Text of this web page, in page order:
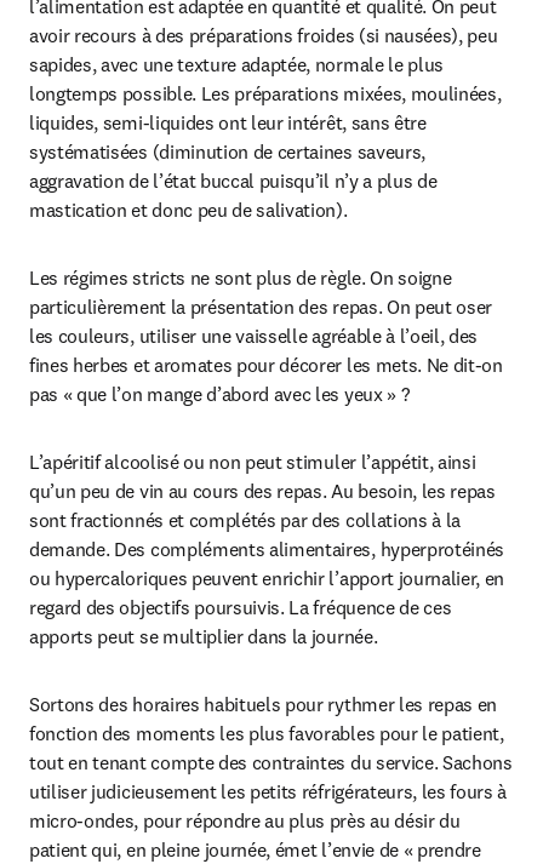
l’alimentation est adaptée en quantité et qualité. On peut
avoir recours à des préparations froides (si nausées), peu
sapides, avec une texture adaptée, normale le plus
longtemps possible. Les préparations mixées, moulinées,
liquides, semi-liquides ont leur intérêt, sans être
systématisées (diminution de certaines saveurs,
aggravation de l’état buccal puisqu’il n’y a plus de
mastication et donc peu de salivation).
Les régimes stricts ne sont plus de règle. On soigne
particulièrement la présentation des repas. On peut oser
les couleurs, utiliser une vaisselle agréable à l’oeil, des
fines herbes et aromates pour décorer les mets. Ne dit-on
pas « que l’on mange d’abord avec les yeux » ?
L’apéritif alcoolisé ou non peut stimuler l’appétit, ainsi
qu’un peu de vin au cours des repas. Au besoin, les repas
sont fractionnés et complétés par des collations à la
demande. Des compléments alimentaires, hyperprotéinés
ou hypercaloriques peuvent enrichir l’apport journalier, en
regard des objectifs poursuivis. La fréquence de ces
apports peut se multiplier dans la journée.
Sortons des horaires habituels pour rythmer les repas en
fonction des moments les plus favorables pour le patient,
tout en tenant compte des contraintes du service. Sachons
utiliser judicieusement les petits réfrigérateurs, les fours à
micro-ondes, pour répondre au plus près au désir du
patient qui, en pleine journée, émet l’envie de « prendre